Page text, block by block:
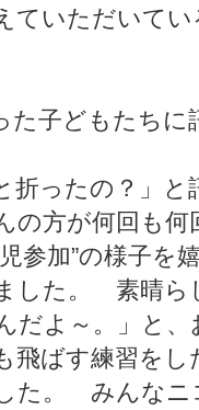
ていただいて
どもたちに
ったの？」と
の方が何回も
参加”の様子を
した。 素晴
だよ～。」と
飛ばす練習を
した。 みん